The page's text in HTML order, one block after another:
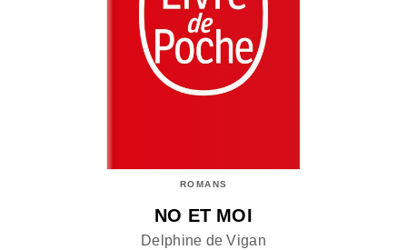
ROMANS
NO ET MOI
Delphine de Vigan